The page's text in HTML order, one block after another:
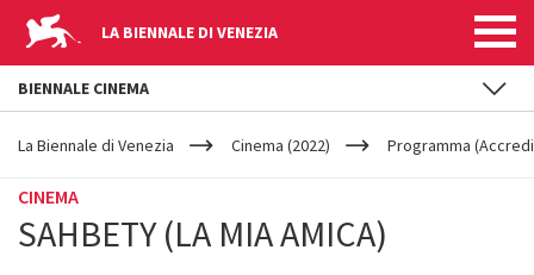
LA BIENNALE DI VENEZIA
YOUR
ARE
La Biennale di Venezia Cinema (2022) Programma
CINEMA
SAHBETY (LA MIA AMICA)
BIENNALE CINEMA